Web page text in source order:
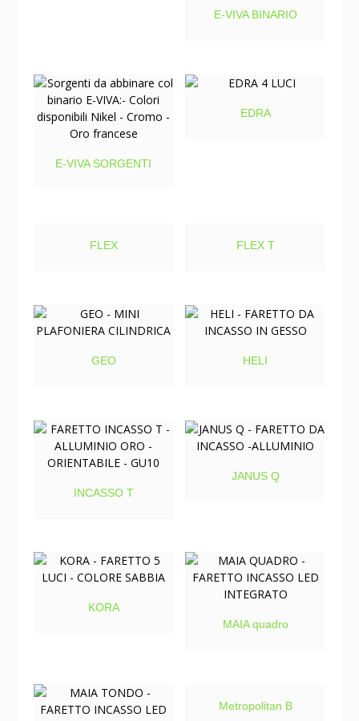
E-VIVA BINARIO
E-VIVA SORGENTI
EDRA
FLEX FLEX T
GEO HELI
INCASSO T
JANUS Q
KORA
MAIA quadro
Metropolitan B